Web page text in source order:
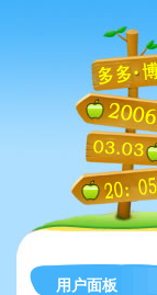
用户面板